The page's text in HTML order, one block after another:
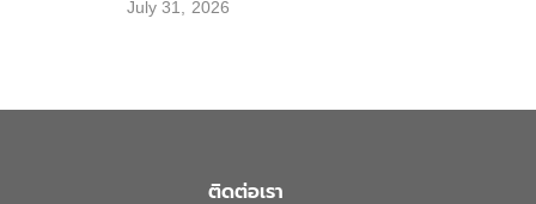
July 31, 2026
ติดต่อเรา